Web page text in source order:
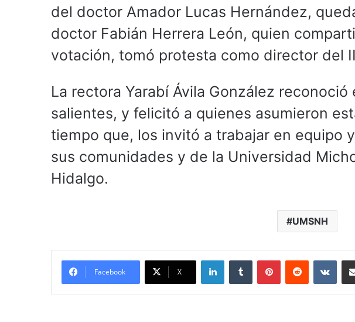
del doctor Amador Lucas Hernández,
doctor Fabián Herrera León, quien
votación, tomó protesta como director del
La rectora Yarabí Ávila González
salientes, y felicitó a quienes asumieron
tiempo que, los invitó a trabajar en equipo
sus comunidades y de la Universidad
Hidalgo.
UMSNH
Facebook X
LinkedInTumblr PinterestReddit